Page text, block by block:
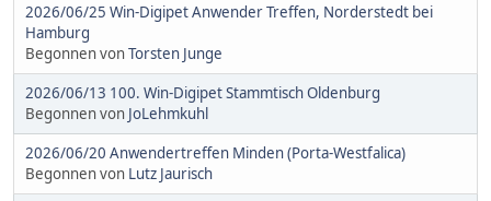
2026/06/25 Win-Digipet Anwender Treffen, Norderstedt bei
Hamburg
Begonnen vonTorsten Junge
2026/06/13 100. Win-Digipet Stammtisch Oldenburg
Begonnen von JoLehmkuhl
2026/06/20 Anwendertreffen Minden (Porta-Westfalica)
Begonnen von Lutz Jaurisch